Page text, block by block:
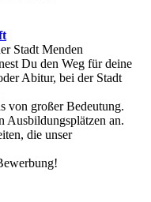
Stadt Menden
Du den Weg für deine
Abitur, bei der Stadt
von großer Bedeutung.
Ausbildungsplätzen an.
die unser